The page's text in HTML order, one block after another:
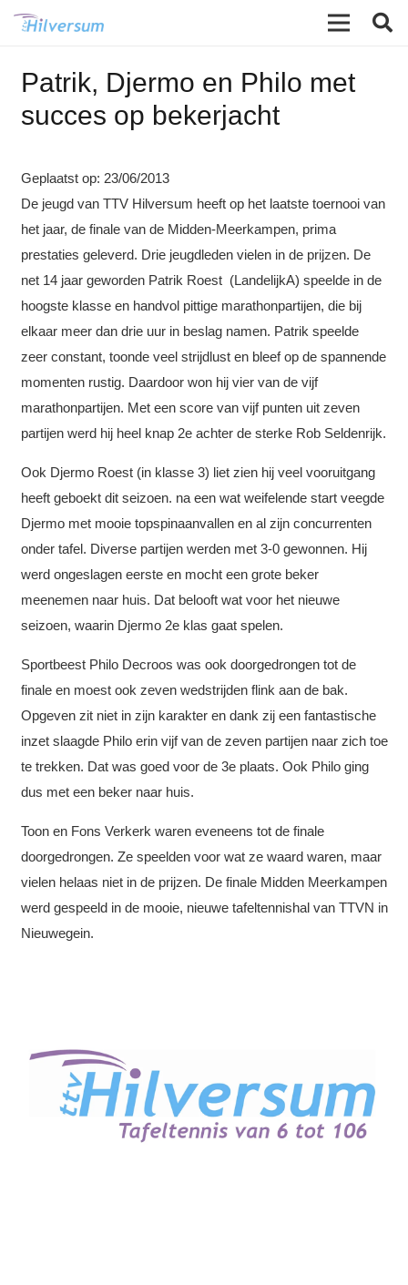
Patrik, Djermo en Philo met
succes op bekerjacht
Geplaatst op: 23/06/2013
De jeugd van TTV Hilversum heeft op het laatste toernooi van
het jaar, de finale van de Midden-Meerkampen, prima
prestaties geleverd. Drie jeugdleden vielen in de prijzen. De
net 14 jaar geworden Patrik Roest (LandelijkA) speelde in de
hoogste klasse en handvol pittige marathonpartijen, die bij
elkaar meer dan drie uur in beslag namen. Patrik speelde
zeer constant, toonde veel strijdlust en bleef op de spannende
momenten rustig. Daardoor won hij vier van de vijf
marathonpartijen. Met een score van vijf punten uit zeven
partijen werd hij heel knap 2e achter de sterke Rob Seldenrijk.
Ook Djermo Roest (in klasse 3) liet zien hij veel vooruitgang
heeft geboekt dit seizoen. na een wat weifelende start veegde
Djermo met mooie topspinaanvallen en al zijn concurrenten
onder tafel. Diverse partijen werden met 3-0 gewonnen. Hij
werd ongeslagen eerste en mocht een grote beker
meenemen naar huis. Dat belooft wat voor het nieuwe
seizoen, waarin Djermo 2e klas gaat spelen.
Sportbeest Philo Decroos was ook doorgedrongen tot de
finale en moest ook zeven wedstrijden flink aan de bak.
Opgeven zit niet in zijn karakter en dank zij een fantastische
inzet slaagde Philo erin vijf van de zeven partijen naar zich toe
te trekken. Dat was goed voor de 3e plaats. Ook Philo ging
dus met een beker naar huis.
Toon en Fons Verkerk waren eveneens tot de finale
doorgedrongen. Ze speelden voor wat ze waard waren, maar
vielen helaas niet in de prijzen. De finale Midden Meerkampen
werd gespeeld in de mooie, nieuwe tafeltennishal van TTVN in
Nieuwegein.